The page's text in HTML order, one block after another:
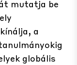
mutatja be
a
globális